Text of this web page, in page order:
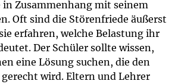
Zusammenhang mit seinem
Oft sind die Störenfriede äußerst
erfahren, welche Belastung ihr
Der Schüler sollte wissen,
eine Lösung suchen, die den
wird. Eltern und Lehrer